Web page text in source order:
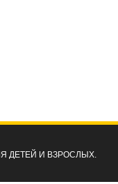
ДЕТЕЙ И ВЗРОСЛЫХ.